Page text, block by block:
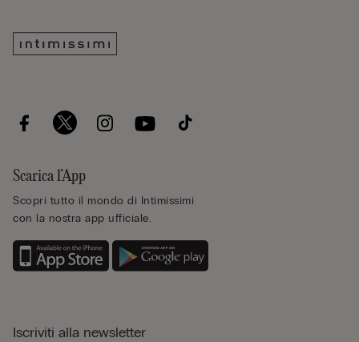
Scarica l’App
Scopri tutto il mondo di Intimissimi
con la nostra app ufficiale.
Iscriviti alla newsletter